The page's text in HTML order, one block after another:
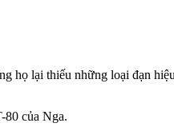
họ lại thiếu những loại đạn
80 của Nga.